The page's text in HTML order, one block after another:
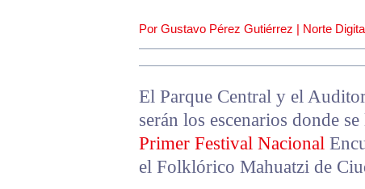
Por Gustavo Pérez Gutiérrez | Norte
El Parque Central y el
serán los escenarios donde
Primer Festival Nacional
el Folklórico Mahuatzi de